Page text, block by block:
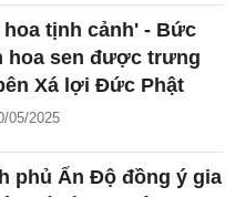
hoa tịnh cảnh' - Bức
hoa sen được trưng
Xá lợi Đức Phật
05/2025
phủ Ấn Độ đồng ý gia